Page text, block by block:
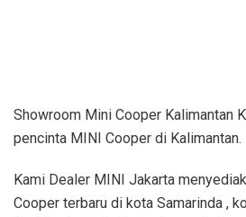
Showroom Mini Cooper Kalimantan
pencinta MINI Cooper di Kalimantan.
Kami Dealer MINI Jakarta
Cooper terbaru di kota Samarinda ,